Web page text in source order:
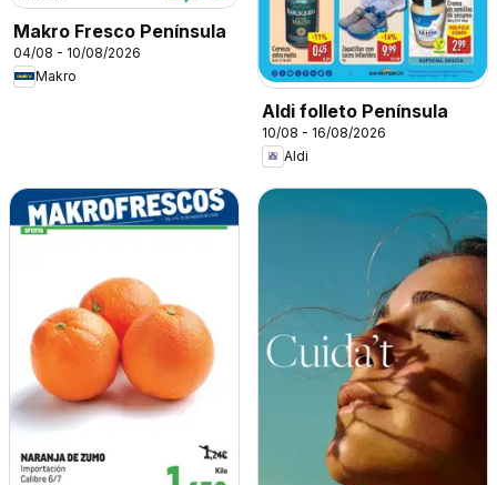
Makro Fresco Península
04/08 - 10/08/2026
Makro
Aldi folleto Península
10/08 - 16/08/2026
Aldi